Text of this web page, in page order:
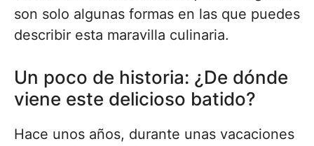
son solo algunas formas en las que puedes
describir esta maravilla culinaria.
Un poco de historia: ¿De dónde
viene este delicioso batido?
Hace unos años, durante unas vacaciones